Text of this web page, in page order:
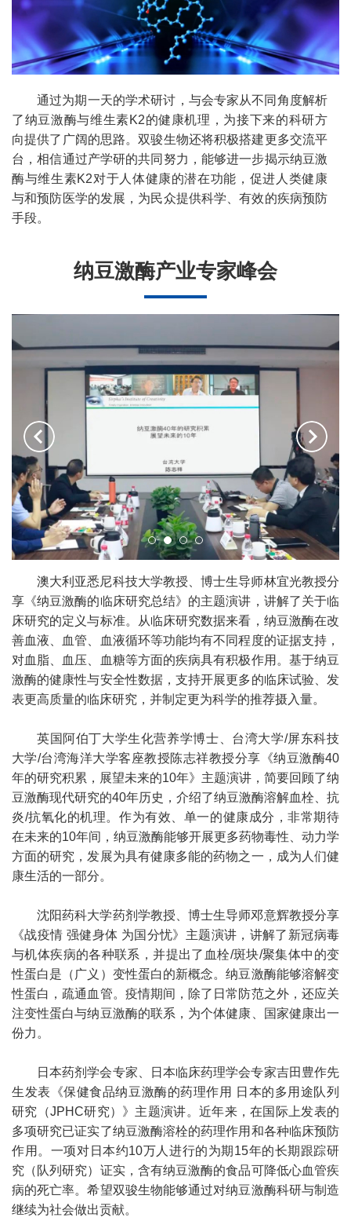
通过为期一天的学术研讨，与会专家从不同角度解析
了纳豆激酶与维生素K2的健康机理，为接下来的科研方
向提供了广阔的思路。双骏生物还将积极搭建更多交流平
台，相信通过产学研的共同努力，能够进一步揭示纳豆激
酶与维生素K2对于人体健康的潜在功能，促进人类健康
与和预防医学的发展，为民众提供科学、有效的疾病预防
手段。
纳豆激酶产业专家峰会
澳大利亚悉尼科技大学教授、博士生导师林宜光教授分
享《纳豆激酶的临床研究总结》的主题演讲，讲解了关于临
床研究的定义与标准。从临床研究数据来看，纳豆激酶在改
善血液、血管、血液循环等功能均有不同程度的证据支持，
对血脂、血压、血糖等方面的疾病具有积极作用。基于纳豆
激酶的健康性与安全性数据，支持开展更多的临床试验、发
表更高质量的临床研究，并制定更为科学的推荐摄入量。
英国阿伯丁大学生化营养学博士、台湾大学/屏东科技
大学/台湾海洋大学客座教授陈志祥教授分享《纳豆激酶40
年的研究积累，展望未来的10年》主题演讲，简要回顾了纳
豆激酶现代研究的40年历史，介绍了纳豆激酶溶解血栓、抗
炎/抗氧化的机理。作为有效、单一的健康成分，非常期待
在未来的10年间，纳豆激酶能够开展更多药物毒性、动力学
方面的研究，发展为具有健康多能的药物之一，成为人们健
康生活的一部分。
沈阳药科大学药剂学教授、博士生导师邓意辉教授分享
《战疫情 强健身体 为国分忧》主题演讲，讲解了新冠病毒
与机体疾病的各种联系，并提出了血栓/斑块/聚集体中的变
性蛋白是（广义）变性蛋白的新概念。纳豆激酶能够溶解变
性蛋白，疏通血管。疫情期间，除了日常防范之外，还应关
注变性蛋白与纳豆激酶的联系，为个体健康、国家健康出一
份力。
日本药剂学会专家、日本临床药理学会专家吉田豊作先
生发表《保健食品纳豆激酶的药理作用 日本的多用途队列
研究（JPHC研究）》主题演讲。近年来，在国际上发表的
多项研究已证实了纳豆激酶溶栓的药理作用和各种临床预防
作用。一项对日本约10万人进行的为期15年的长期跟踪研
究（队列研究）证实，含有纳豆激酶的食品可降低心血管疾
病的死亡率。希望双骏生物能够通过对纳豆激酶科研与制造
继续为社会做出贡献。